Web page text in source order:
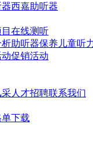
西嘉助听器
在线测听
析助听器保养 儿童听
促销活动
采人才招聘联系我们
下载